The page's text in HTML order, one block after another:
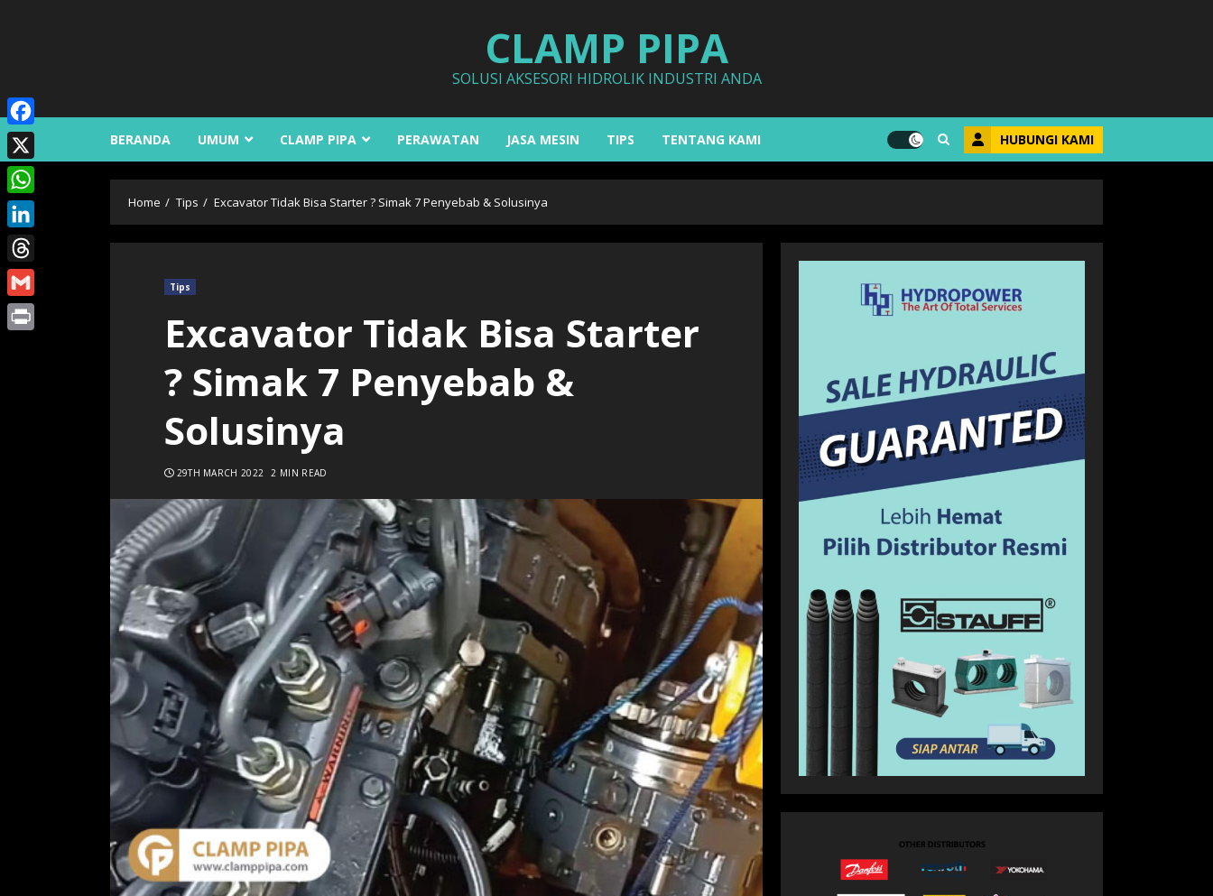
CLAMP PIPA
SOLUSI AKSESORI HIDROLIK INDUSTRI ANDA
BERANDA UMUM CLAMP PIPA PERAWATAN JASA MESIN TIPS TENTANG KAMI HUBUNGI KAMI
Home Tips Excavator Tidak Bisa Starter ? Simak 7 Penyebab & Solusinya
Tips
Excavator Tidak Bisa Starter
? Simak 7 Penyebab &
Solusinya
29TH MARCH 2022 2 MIN READ
Facebook
X
WhatsApp
LinkedIn
Threads
Gmail